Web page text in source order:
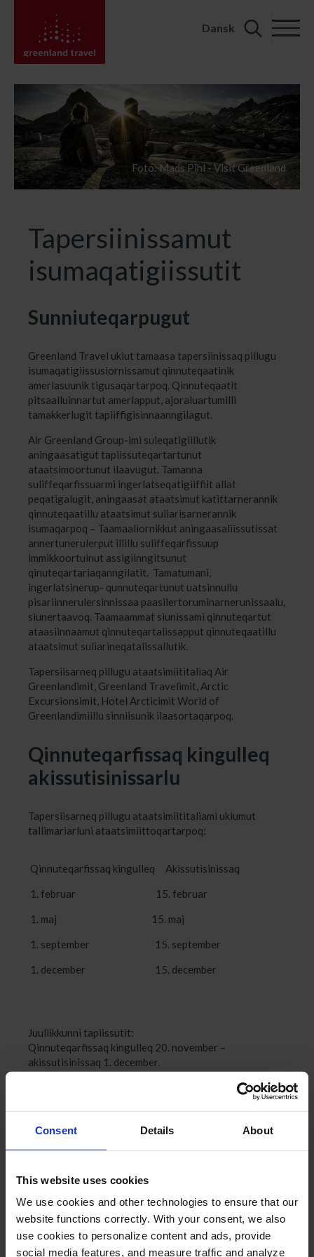
Consent Details About
This website uses cookies
We use cookies and other technologies to ensure that our
website functions correctly. With your consent, we also
use cookies to personalize content and ads, provide
social media features, and measure traffic and analyze
Dansk
Foto: Mads Pihl - Visit Greenland
Tapersiinissamut
isumaqatigiissutit
Sunniuteqarpugut
Greenland Travel ukiut tamaasa tapersiinissaq pillugu
isumaqatigiissusiornissamut qinnuteqaatinik
amerlasuunik tigusaqartarpoq. Qinnuteqaatit
pitsaalluinnartut amerlapput, ajoraluartumilli
tamakkerlugit tapiiffigisinnaanngilagut.
Air Greenland Group-imi suleqatigiillutik
aningaasatigut tapiissuteqartartunut
ataatsimoortunut ilaavugut. Tamanna
suliffeqarfissuarmi ingerlatseqatigiiffiit allat
peqatigalugit, aningaasat ataatsimut katittarnerannik
qinnuteqaatillu ataatsimut suliarisarnerannik
isumaqarpoq – Taamaaliornikkut aningaasaliissutissat
annertunerulerput illillu suliffeqarfissuup
immikkoortuinut assigiinngitsunut
qinuteqartariaqanngilatit. Tamatumani,
ingerlatsinerup- qunnuteqartunut uatsinnullu
pisariinnerulersinnissaa paasilertoruminarnerunissaalu,
siunertaavoq. Taamaammat siunissami qinnuteqartut
ataasiinnaamut qinnuteqartalissapput qinnuteqaatillu
ataatsimut suliarineqatalissallutik.
Tapersiisarneq pillugu ataatsimiititaliaq Air
Greenlandimit, Greenland Travelimit, Arctic
Excursionsimit, Hotel Arcticimit World of
Greenlandimiillu sinniisunik ilaasortaqarpoq.
Qinnuteqarfissaq kingulleq
akissutisinissarlu
Tapersiisarneq pillugu ataatsimiititaliami ukiumut
tallimariarluni ataatsimiittoqartarpoq:
Qinnuteqarfissaq kingulleq Akissutisinissaq
1. februar 15. februar
1. maj 15. maj
1. september 15. september
1. december 15. december
Juullikkunni tapiissutit:
Qinnuteqarfissaq kingulleq 20. november –
akissutisinissaq 1. december.
sapinngisamik amerlanerpaanut sunniuteqartut
Suliniutit amerlasuunut iluaqutaasussat
Tapiissutitta assigiinngitsorpassuarnut anngunnissaat
qulakkeerniarlugu, inuit ataasiakkaat suliniutaannut